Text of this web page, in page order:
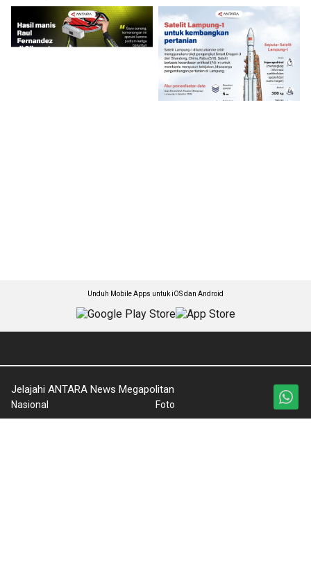
Unduh Mobile Apps untuk iOS dan Android
Jelajahi ANTARA News Megapolitan
Nasional
Foto